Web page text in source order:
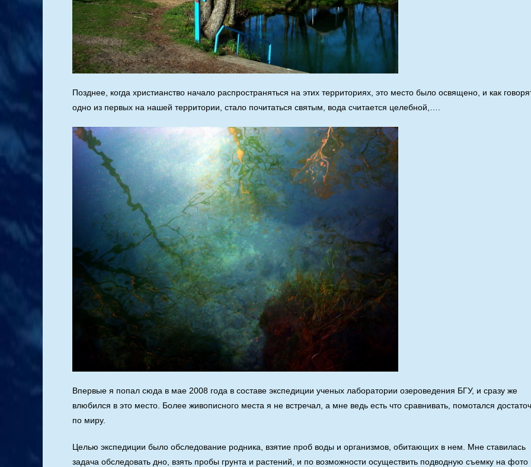
Позднее, когда христианство начало распространяться на этих территориях, это место было освящено, и как
одно из первых на нашей территории, стало почитаться святым, вода считается целебной,….
Впервые я попал сюда в мае 2008 года в составе экспедиции ученых лаборатории озероведения БГУ, и сразу же
влюбился в это место. Более живописного места я не встречал, а мне ведь есть что сравнивать, помотался
по миру.
Целью экспедиции было обследование родника, взятие проб воды и организмов, обитающих в нем. Мне ставилась
задача обследовать дно, взять пробы грунта и растений, и по возможности осуществить подводную съемку на фото